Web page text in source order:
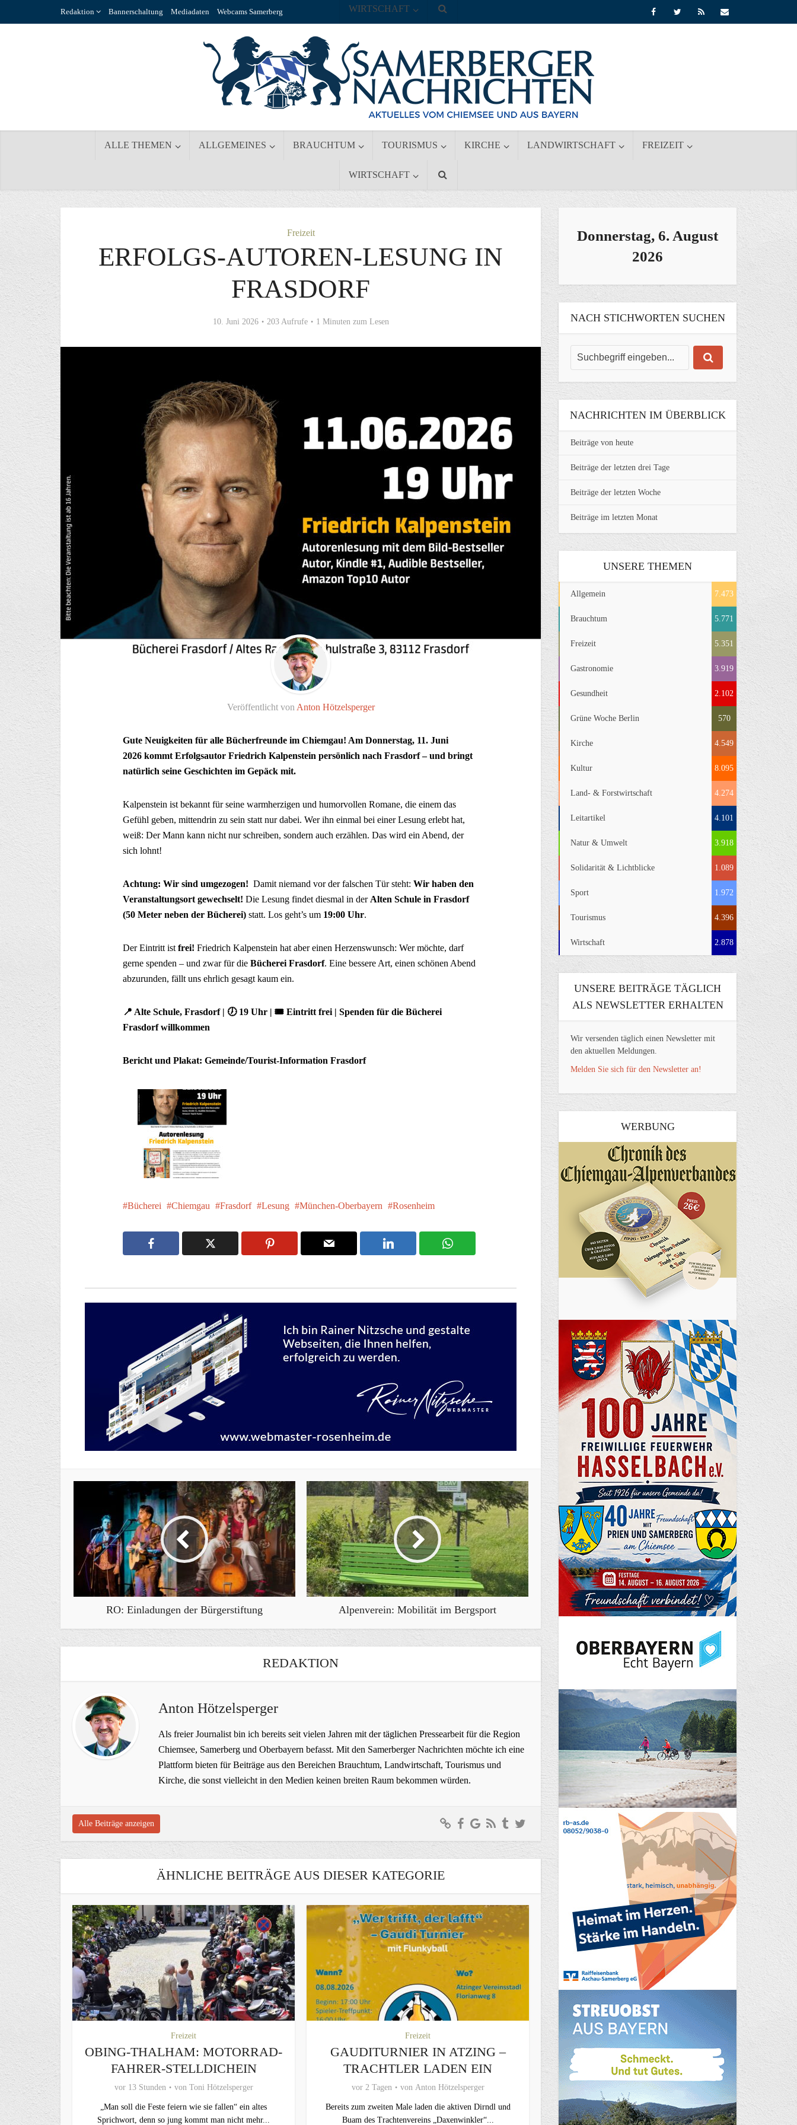
Redaktion Bannerschaltung Mediadaten Webcams Samerberg
ALLE THEMEN ALLGEMEINES BRAUCHTUM TOURISMUS KIRCHE LANDWIRTSCHAFT FREIZEIT
WIRTSCHAFT
WIRTSCHAFT
Freizeit
ERFOLGS-AUTOREN-LESUNG IN
FRASDORF
10. Juni 2026 203 Aufrufe 1 Minuten zum Lesen
Veröffentlicht von Anton Hötzelsperger
Gute Neuigkeiten für alle Bücherfreunde im Chiemgau! Am Donnerstag, 11. Juni
2026 kommt Erfolgsautor Friedrich Kalpenstein persönlich nach Frasdorf – und bringt
natürlich seine Geschichten im Gepäck mit.
Kalpenstein ist bekannt für seine warmherzigen und humorvollen Romane, die einem das
Gefühl geben, mittendrin zu sein statt nur dabei. Wer ihn einmal bei einer Lesung erlebt hat,
weiß: Der Mann kann nicht nur schreiben, sondern auch erzählen. Das wird ein Abend, der
sich lohnt!
Achtung: Wir sind umgezogen! Damit niemand vor der falschen Tür steht: Wir haben den
Veranstaltungsort gewechselt! Die Lesung findet diesmal in der Alten Schule in Frasdorf
(50 Meter neben der Bücherei) statt. Los geht’s um 19:00 Uhr.
Der Eintritt ist frei! Friedrich Kalpenstein hat aber einen Herzenswunsch: Wer möchte, darf
gerne spenden – und zwar für die Bücherei Frasdorf. Eine bessere Art, einen schönen Abend
abzurunden, fällt uns ehrlich gesagt kaum ein.
📍 Alte Schule, Frasdorf | 🕖 19 Uhr | 🎟️ Eintritt frei | Spenden für die Bücherei
Frasdorf willkommen
Bericht und Plakat: Gemeinde/Tourist-Information Frasdorf
Bücherei Chiemgau Frasdorf Lesung München-Oberbayern Rosenheim
RO: Einladungen der Bürgerstiftung Alpenverein: Mobilität im Bergsport
REDAKTION
Anton Hötzelsperger
Als freier Journalist bin ich bereits seit vielen Jahren mit der täglichen Pressearbeit für die Region
Chiemsee, Samerberg und Oberbayern befasst. Mit den Samerberger Nachrichten möchte ich eine
Plattform bieten für Beiträge aus den Bereichen Brauchtum, Landwirtschaft, Tourismus und
Kirche, die sonst vielleicht in den Medien keinen breiten Raum bekommen würden.
Alle Beiträge anzeigen
ÄHNLICHE BEITRÄGE AUS DIESER KATEGORIE
Freizeit
OBING-THALHAM: MOTORRAD-
FAHRER-STELLDICHEIN
vor 13 Stunden von Toni Hötzelsperger
„Man soll die Feste feiern wie sie fallen“ ein altes
Sprichwort, denn so jung kommt man nicht mehr...
Freizeit
GAUDITURNIER IN ATZING –
TRACHTLER LADEN EIN
vor 2 Tagen von Anton Hötzelsperger
Bereits zum zweiten Male laden die aktiven Dirndl und
Buam des Trachtenvereins „Daxenwinkler“...
Donnerstag, 6. August
2026
NACH STICHWORTEN SUCHEN
NACHRICHTEN IM ÜBERBLICK
Beiträge von heute
Beiträge der letzten drei Tage
Beiträge der letzten Woche
Beiträge im letzten Monat
UNSERE THEMEN
Allgemein 7.473
Brauchtum 5.771
Freizeit 5.351
Gastronomie 3.919
Gesundheit 2.102
Grüne Woche Berlin 570
Kirche 4.549
Kultur 8.095
Land- & Forstwirtschaft 4.274
Leitartikel 4.101
Natur & Umwelt 3.918
Solidarität & Lichtblicke 1.089
Sport 1.972
Tourismus 4.396
Wirtschaft 2.878
UNSERE BEITRÄGE TÄGLICH
ALS NEWSLETTER ERHALTEN
Wir versenden täglich einen Newsletter mit
den aktuellen Meldungen.
Melden Sie sich für den Newsletter an!
WERBUNG